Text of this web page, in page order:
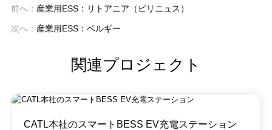
前へ： 産業用ESS：リトアニア（ビリニュス）
次へ： 産業用ESS：ベルギー
関連プロジェクト
CATL本社のスマートBESS EV充電ステーション